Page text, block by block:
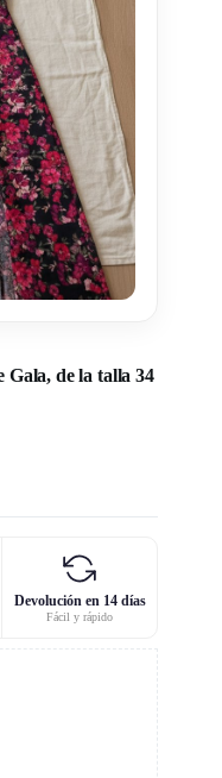
Gala, de la talla 34
Devolución en 14 días
Fácil y rápido